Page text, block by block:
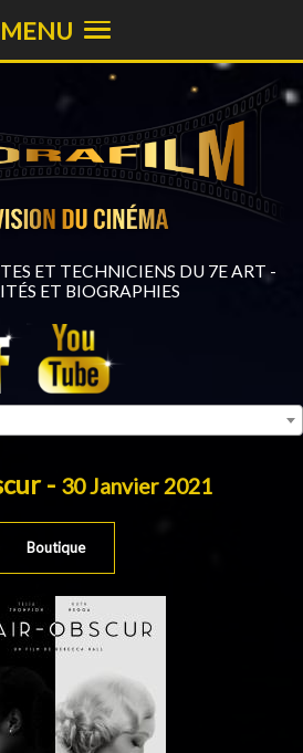
ET TECHNICIENS DU 7E ART -
ET BIOGRAPHIES
MENU
- 30 Janvier 2021
Boutique